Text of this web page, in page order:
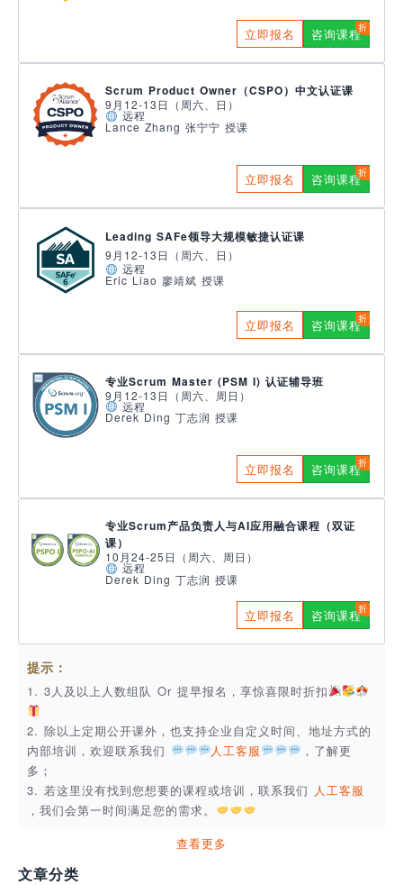
立即报名 咨询课程
Scrum Product Owner（CSPO）中文认证课
9月12-13日（周六、日）
远程
Lance Zhang 张宁宁 授课
立即报名 咨询课程
Leading SAFe领导大规模敏捷认证课
9月12-13日（周六、日）
远程
Eric Liao 廖靖斌 授课
立即报名 咨询课程
专业Scrum Master (PSM I) 认证辅导班
9月12-13日（周六、周日）
远程
Derek Ding 丁志润 授课
立即报名 咨询课程
专业Scrum产品负责人与AI应用融合课程（双证
课）
10月24-25日（周六、周日）
远程
Derek Ding 丁志润 授课
立即报名 咨询课程
提示：
1. 3人及以上人数组队 Or 提早报名，享惊喜限时折扣
2. 除以上定期公开课外，也支持企业自定义时间、地址方式的
内部培训，欢迎联系我们
人工客服
，了解更
多；
3. 若这里没有找到您想要的课程或培训，联系我们 人工客服
，我们会第一时间满足您的需求。
查看更多
文章分类